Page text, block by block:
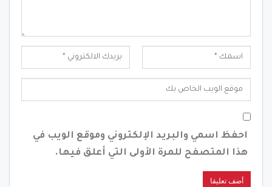
احفظ اسمي والبريد الإلكتروني وموقع الويب في
هذا المتصفح للمرة الأولى التي أعلق فيها.